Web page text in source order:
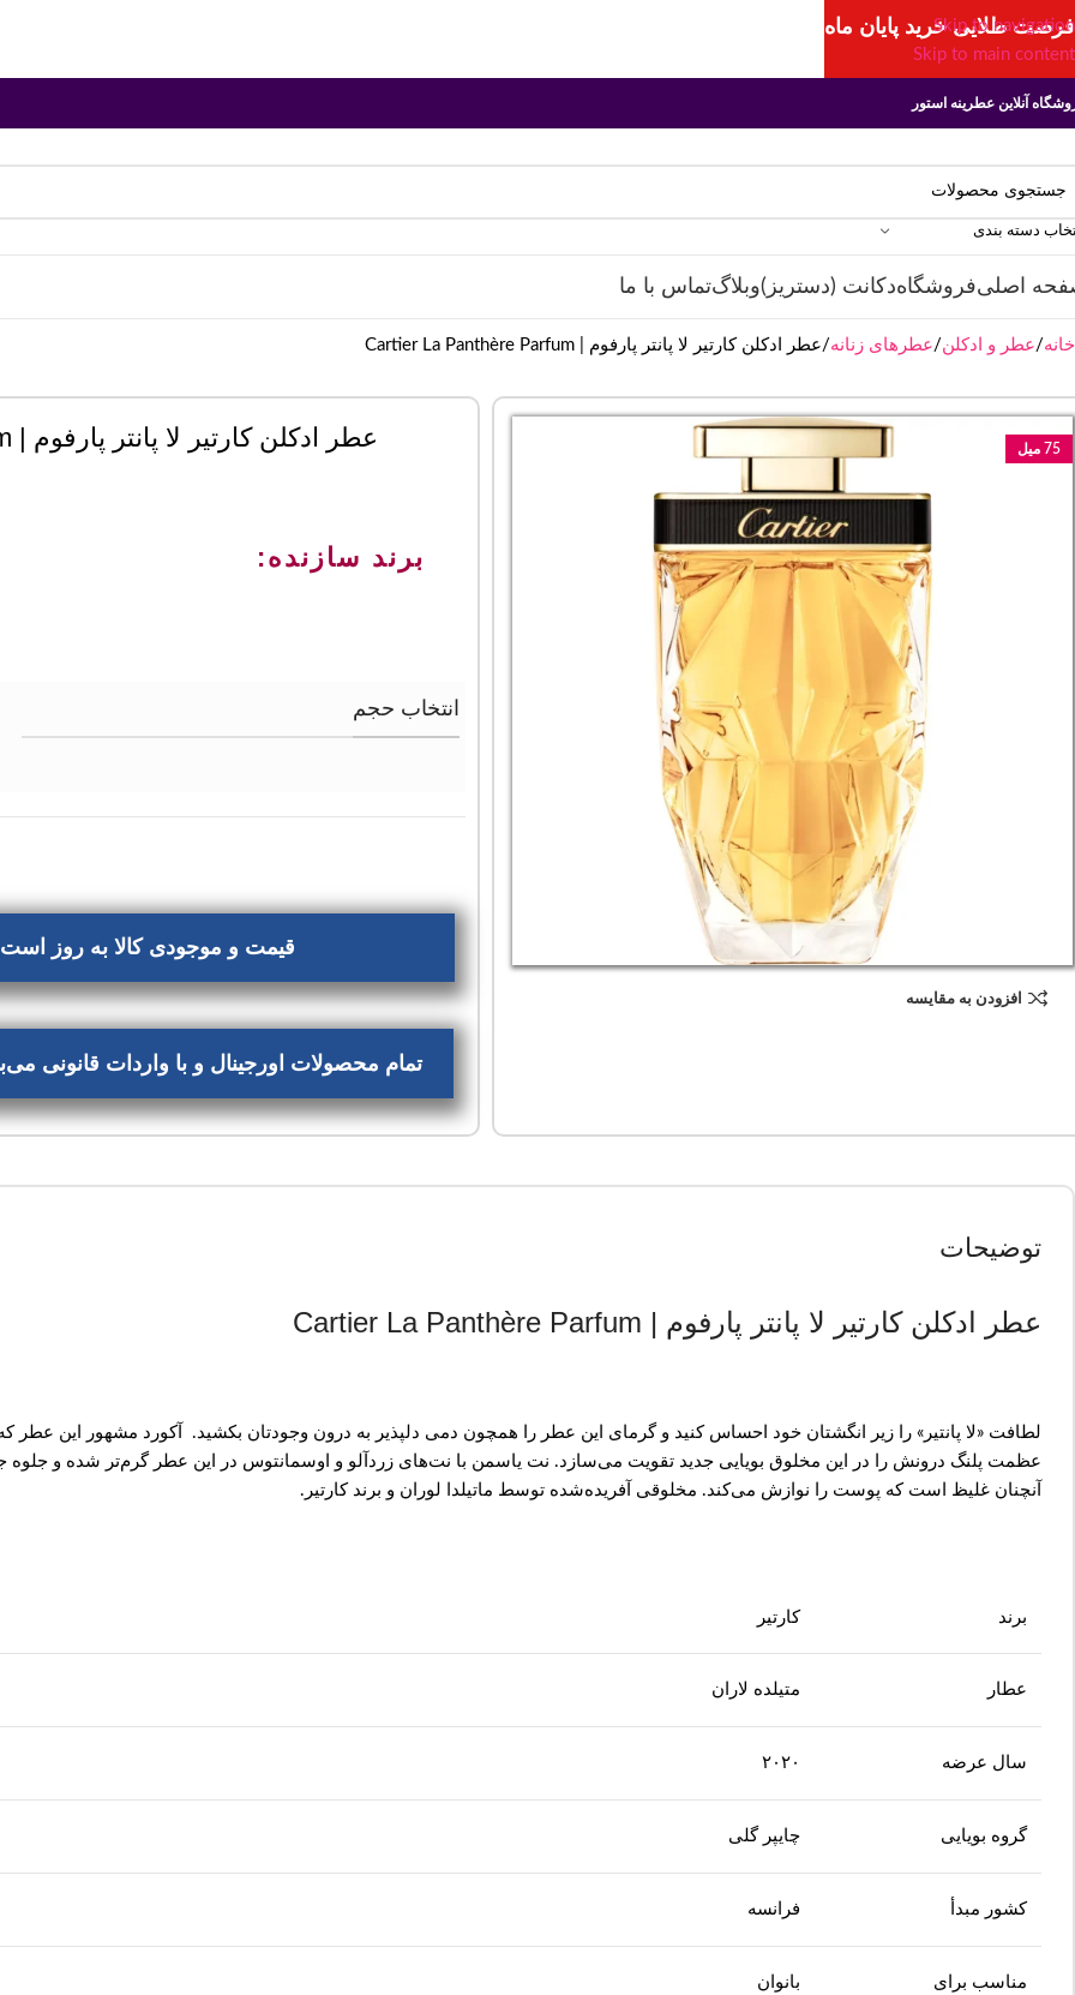
Skip to navigation
Skip to main content
آنلاین عطرینه استور
دسته بندی
اصلیفروشگاهدکانت (دستریز)وبلاگتماس با ما
خانه عطر و ادکلن عطرهای زنانه عطر ادکلن کارتیر لا پانتر پارفوم | Cartier La Panthère Parfum
75 میل
افزودن به مقایسه
عطر ادکلن کارتیر لا پانتر پارفوم | Cartier La Panthère Parfum
برند سازنده:
انتخاب حجم
قیمت و موجودی کالا به روز
تمام محصولات اورجینال و با واردات قانونی
توضیحات
عطر ادکلن کارتیر لا پانتر پارفوم | Cartier La Panthère Parfum
لطافت «لا پانتیر» را زیر انگشتان خود احساس کنید و گرمای این عطر را همچون دمی دلپذیر به درون وجودتان بکشید. آکورد مشهور این عطر
عظمت پلنگ درونش را در این مخلوق بویایی جدید تقویت می‌سازد. نت یاسمن با نت‌های زردآلو و اوسمانتوس در این عطر گرم‌تر شده و جلوه
آنچنان غلیظ است که پوست را نوازش می‌کند. مخلوقی آفریده‌شده توسط ماتیلدا لوران و برند کارتیر.
برند کارتیر
عطار متیلده لاران
سال عرضه ۲۰۲۰
گروه بویایی چایپر گلی
کشور مبدأ فرانسه
مناسب برای بانوان
فرصت طلایی خرید پایان ماه